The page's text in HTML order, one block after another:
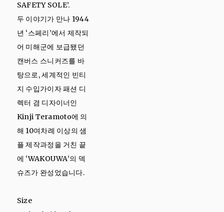
SAFETY SOLE’.
두 이야기가 만나 1944
년 ‘스페리’에서 제작되
어 미해군에 보급됐던
캔버스 스니커즈를 바
탕으로, 세계적인 빈티
지 수입가이자 패션 디
렉터 겸 디자이너인
Kinji Teramoto에 의
해 10여차례 이상의 샘
플 제작과정을 거친 끝
에 ‘WAKOUWA’의 덱
슈즈가 완성었습니다.
Size